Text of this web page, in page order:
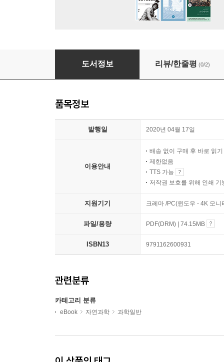
디딤돌 기초생물학
도서정보 리뷰/한줄평 (0/2)
품목정보
발행일 2020년 04월 17일
이용안내
배송 없이 구매 후 바로 읽기
제한없음
TTS 가능
저작권 보호를 위해 인쇄 기
지원기기 크레마 /PC(윈도우 - 4K 모
파일/용량 PDF(DRM) | 74.15MB
ISBN13 9791162600931
관련분류
카테고리 분류
eBook 자연과학 과학일반